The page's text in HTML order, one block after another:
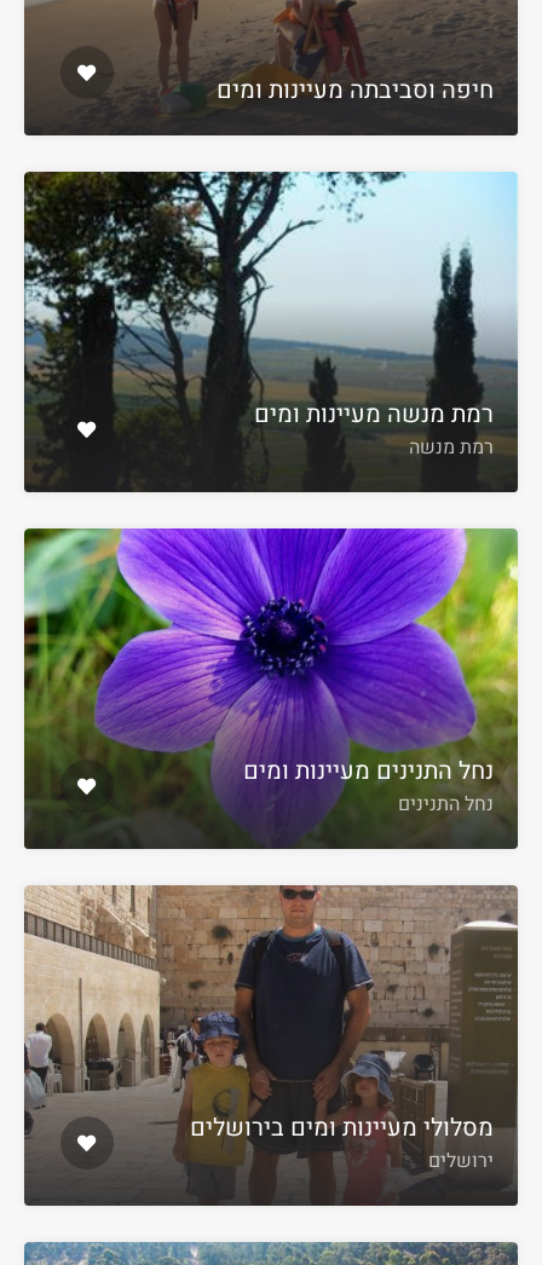
חיפה וסביבתה מעיינות ומים
רמת מנשה מעיינות ומים
רמת מנשה
נחל התנינים מעיינות ומים
נחל התנינים
מסלולי מעיינות ומים בירושלים
ירושלים